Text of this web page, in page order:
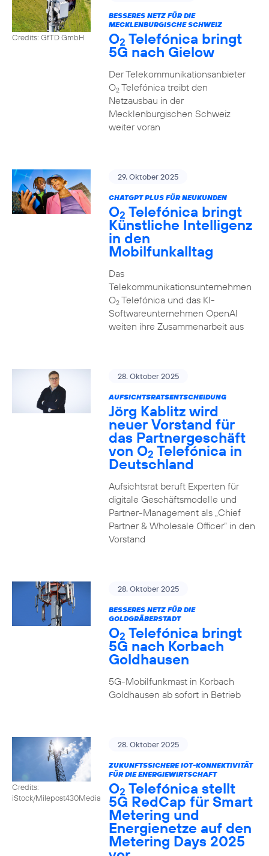
Credits: GfTD GmbH
BESSERES NETZ FÜR DIE
MECKLENBURGISCHE SCHWEIZ
O2 Telefónica bringt
5G nach Gielow
Der Telekommunikationsanbieter
O2Telefónica treibt den
Netzausbau in der
Mecklenburgischen Schweiz
weiter voran
29. Oktober 2025
CHATGPT PLUS FÜR NEUKUNDEN
O2 Telefónica bringt
Künstliche Intelligenz
in den
Mobilfunkalltag
Das
Telekommunikationsunternehmen
O2Telefónica und das KI-
Softwareunternehmen OpenAI
weiten ihre Zusammenarbeit aus
28. Oktober 2025
AUFSICHTSRATSENTSCHEIDUNG
Jörg Kablitz wird
neuer Vorstand für
das Partnergeschäft
von O2 Telefónica in
Deutschland
Aufsichtsrat beruft Experten für
digitale Geschäftsmodelle und
Partner-Management als „Chief
Partner & Wholesale Officer“ in den
Vorstand
28. Oktober 2025
BESSERES NETZ FÜR DIE
GOLDGRÄBERSTADT
O2 Telefónica bringt
5G nach Korbach
Goldhausen
5G-Mobilfunkmast in Korbach
Goldhausen ab sofort in Betrieb
Credits:
iStock/Milepost430Media
28. Oktober 2025
ZUKUNFTSSICHERE IOT-KONNEKTIVITÄT
FÜR DIE ENERGIEWIRTSCHAFT
O2 Telefónica stellt
5G RedCap für Smart
Metering und
Energienetze auf den
Metering Days 2025